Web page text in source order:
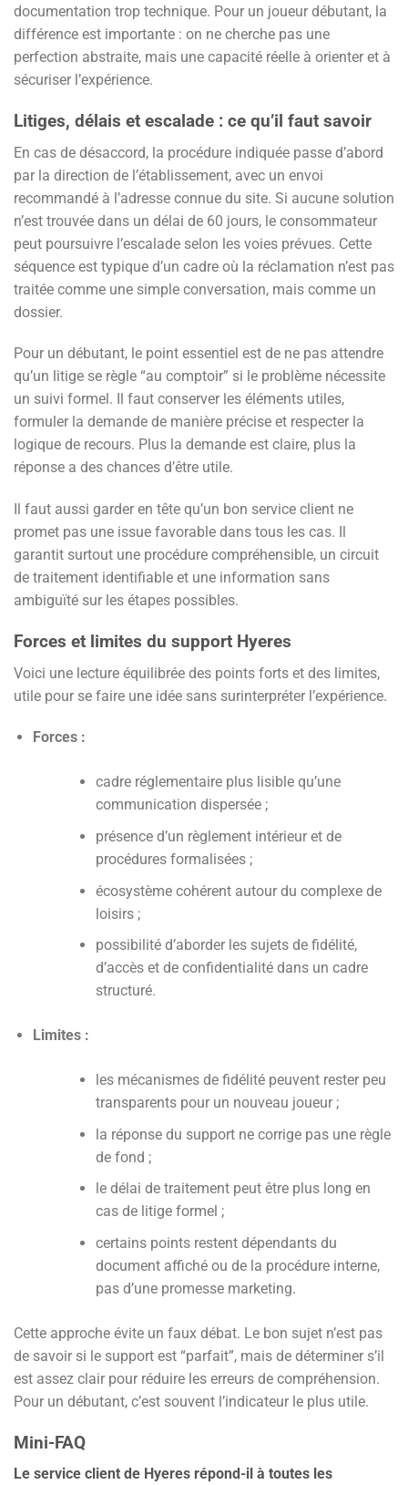
documentation trop technique. Pour un joueur débutant, la
différence est importante : on ne cherche pas une
perfection abstraite, mais une capacité réelle à orienter et à
sécuriser l’expérience.
Litiges, délais et escalade : ce qu’il faut savoir
En cas de désaccord, la procédure indiquée passe d’abord
par la direction de l’établissement, avec un envoi
recommandé à l’adresse connue du site. Si aucune solution
n’est trouvée dans un délai de 60 jours, le consommateur
peut poursuivre l’escalade selon les voies prévues. Cette
séquence est typique d’un cadre où la réclamation n’est pas
traitée comme une simple conversation, mais comme un
dossier.
Pour un débutant, le point essentiel est de ne pas attendre
qu’un litige se règle “au comptoir” si le problème nécessite
un suivi formel. Il faut conserver les éléments utiles,
formuler la demande de manière précise et respecter la
logique de recours. Plus la demande est claire, plus la
réponse a des chances d’être utile.
Il faut aussi garder en tête qu’un bon service client ne
promet pas une issue favorable dans tous les cas. Il
garantit surtout une procédure compréhensible, un circuit
de traitement identifiable et une information sans
ambiguïté sur les étapes possibles.
Forces et limites du support Hyeres
Voici une lecture équilibrée des points forts et des limites,
utile pour se faire une idée sans surinterpréter l’expérience.
Forces :
cadre réglementaire plus lisible qu’une
communication dispersée ;
présence d’un règlement intérieur et de
procédures formalisées ;
écosystème cohérent autour du complexe de
loisirs ;
possibilité d’aborder les sujets de fidélité,
d’accès et de confidentialité dans un cadre
structuré.
Limites :
les mécanismes de fidélité peuvent rester peu
transparents pour un nouveau joueur ;
la réponse du support ne corrige pas une règle
de fond ;
le délai de traitement peut être plus long en
cas de litige formel ;
certains points restent dépendants du
document affiché ou de la procédure interne,
pas d’une promesse marketing.
Cette approche évite un faux débat. Le bon sujet n’est pas
de savoir si le support est “parfait”, mais de déterminer s’il
est assez clair pour réduire les erreurs de compréhension.
Pour un débutant, c’est souvent l’indicateur le plus utile.
Mini-FAQ
Le service client de Hyeres répond-il à toutes les